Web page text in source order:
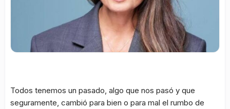
Todos tenemos un pasado, algo que nos pasó y que
seguramente, cambió para bien o para mal el rumbo de